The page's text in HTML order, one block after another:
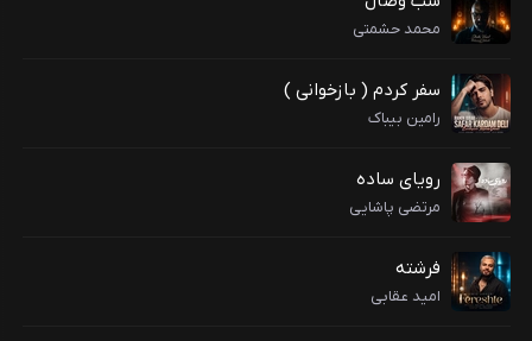
محمد حشمتی
سفر کردم ( بازخوانی )
رامین بیباک
رویای ساده
مرتضی پاشایی
فرشته
امید عقابی